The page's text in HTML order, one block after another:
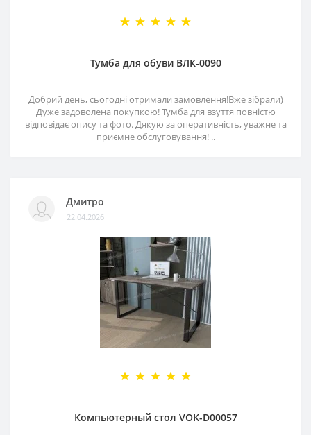
Тумба для обуви ВЛК-0090
Добрий день, сьогодні отримали замовлення!Вже зібрали)
Дуже задоволена покупкою! Тумба для взуття повністю
відповідає опису та фото. Дякую за оперативність, уважне та
приємне обслуговування! ..
Дмитро
22.04.2026
Компьютерный стол VOK-D00057